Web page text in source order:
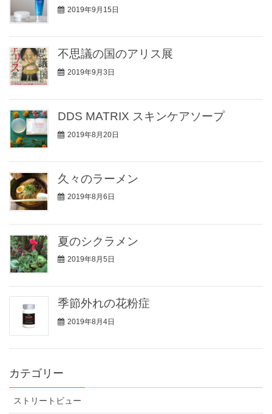
2019年9月15日
不思議の国のアリス展
2019年9月3日
DDS MATRIX スキンケアソープ
2019年8月20日
久々のラーメン
2019年8月6日
夏のシクラメン
2019年8月5日
季節外れの花粉症
2019年8月4日
カテゴリー
ストリートビュー